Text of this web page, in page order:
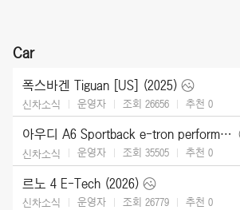
Car
폭스바겐 Tiguan [US] (2025)
신차소식 운영자 조회 26656 추천 0
아우디 A6 Sportback e-tron performance [UK] (2025)
신차소식 운영자 조회 35505 추천 0
르노 4 E-Tech (2026)
신차소식 운영자 조회 26779 추천 0